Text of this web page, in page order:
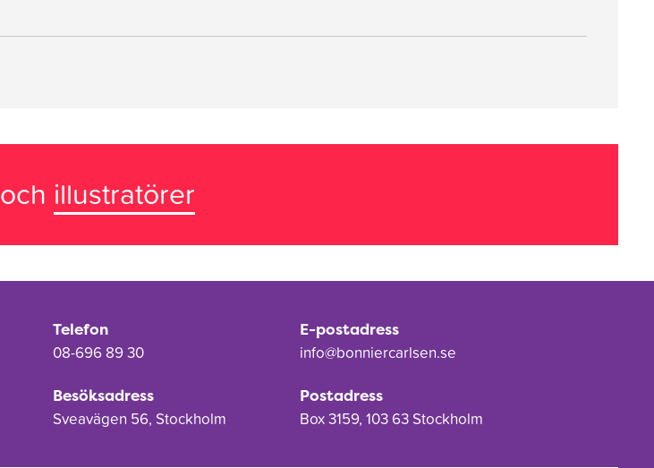
och illustratörer
Telefon
08-696 89 30
E-postadress
info@bonniercarlsen.se
Besöksadress
Sveavägen 56, Stockholm
Postadress
Box 3159, 103 63 Stockholm